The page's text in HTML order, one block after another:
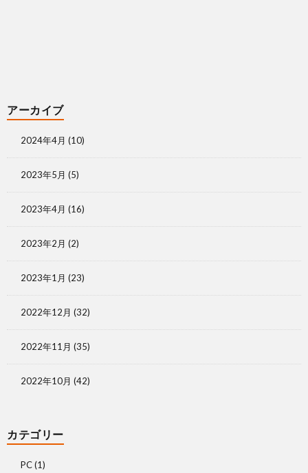
アーカイブ
2024年4月 (10)
2023年5月 (5)
2023年4月 (16)
2023年2月 (2)
2023年1月 (23)
2022年12月 (32)
2022年11月 (35)
2022年10月 (42)
カテゴリー
PC(1)